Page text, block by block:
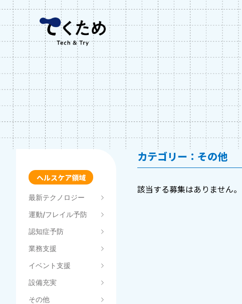
Skip
content
会
デ
ア
ボ
ヘルスケア領域
最新テクノロジー
運動/フレイル予防
認知症予防
業務支援
イベント支援
設備充実
その他
カテゴリー：その他
該当する募集はありません。